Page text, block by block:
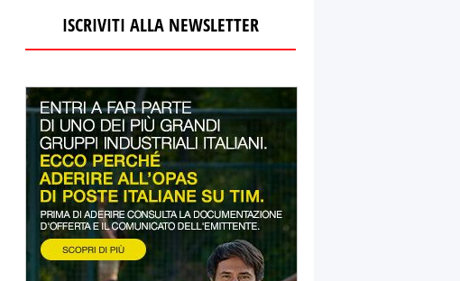
ISCRIVITI ALLA NEWSLETTER